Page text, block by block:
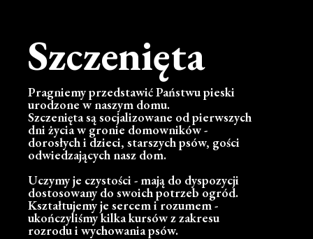
Szczenięta
Pragniemy przedstawić Państwu pieski
urodzone w naszym domu.
Szczenięta są socjalizowane od pierwszych
dni życia w gronie domowników -
dorosłych i dzieci, starszych psów, gości
odwiedzających nasz dom.
Uczymy je czystości - mają do dyspozycji
dostosowany do swoich potrzeb ogród.
Kształtujemy je sercem i rozumem -
ukończyliśmy kilka kursów z zakresu
rozrodu i wychowania psów.